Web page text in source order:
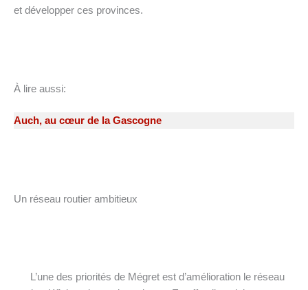
et développer ces provinces.
À lire aussi:
Auch, au cœur de la Gascogne
Un réseau routier ambitieux
L’une des priorités de Mégret est d’amélioration le réseau